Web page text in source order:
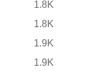
1.8K
1.8K
1.9K
1.9K